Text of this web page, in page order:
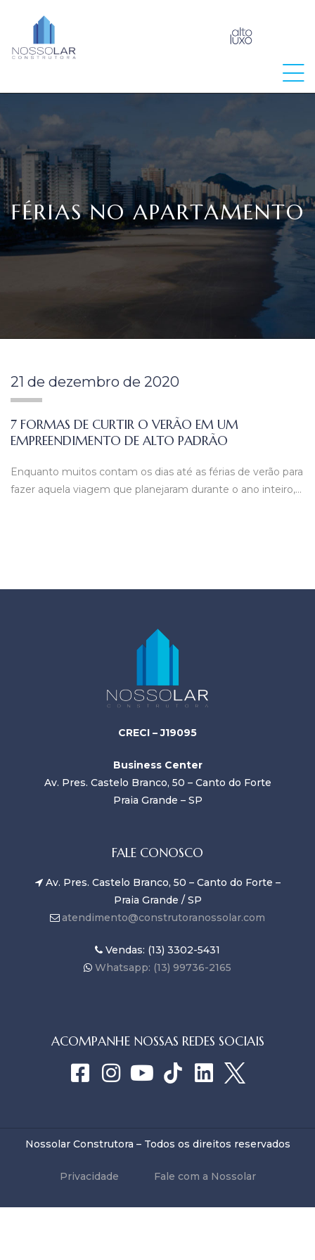
FÉRIAS NO APARTAMENTO
21 de dezembro de 2020
7 FORMAS DE CURTIR O VERÃO EM UM
EMPREENDIMENTO DE ALTO PADRÃO
Enquanto muitos contam os dias até as férias de verão para
fazer aquela viagem que planejaram durante o ano inteiro,…
CRECI – J19095
Business Center
Av. Pres. Castelo Branco, 50 – Canto do Forte
Praia Grande – SP
FALE CONOSCO
Av. Pres. Castelo Branco, 50 – Canto do Forte –
Praia Grande / SP
atendimento@construtoranossolar.com
Vendas: (13) 3302-5431
Whatsapp: (13) 99736-2165
ACOMPANHE NOSSAS REDES SOCIAIS
Nossolar Construtora – Todos os direitos reservados
Privacidade Fale com a Nossolar